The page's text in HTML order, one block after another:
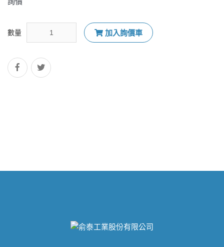
數量 加入詢價車